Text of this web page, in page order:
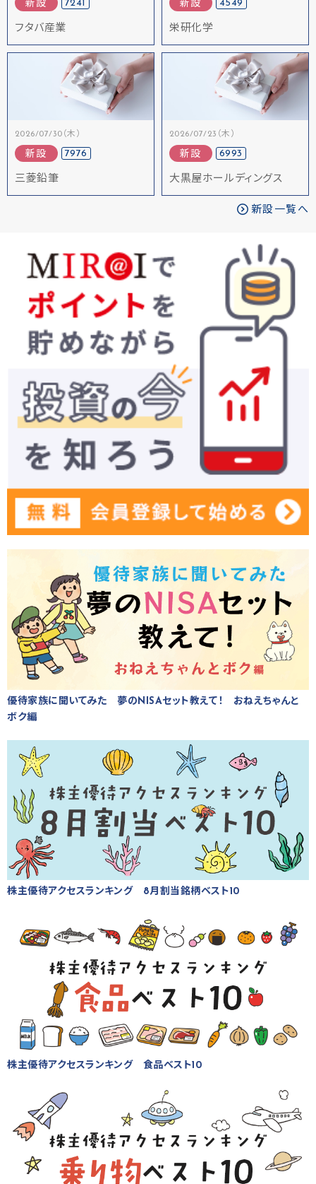
新設 7241
フタバ産業
新設 4549
栄研化学
2026/07/30（木）
新設 7976
三菱鉛筆
2026/07/23（木）
新設 6993
大黒屋ホールディングス
新設一覧へ
優待家族に聞いてみた 夢のNISAセット教えて！ おねえちゃんと
ボク編
株主優待アクセスランキング 8月割当銘柄ベスト10
株主優待アクセスランキング 食品ベスト10